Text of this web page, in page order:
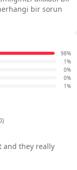
bir sorun
98%
1%
0%
0%
1%
and they really